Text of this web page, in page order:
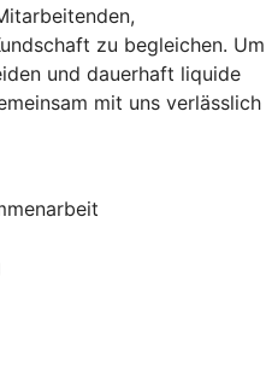
zu begleichen. Um
und dauerhaft liquide
mit uns verlässlich